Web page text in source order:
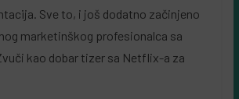
Sve to, i još dodatno začinjeno
marketinškog profesionalca sa
kao dobar tizer sa Netflix-a za